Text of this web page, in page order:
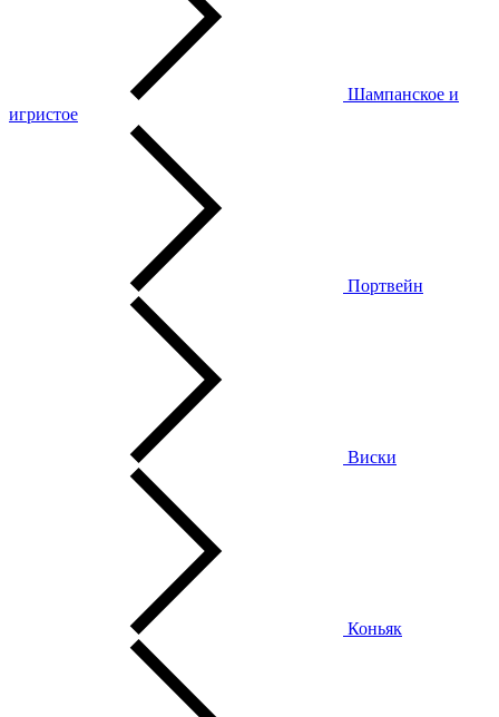
Шампанское и
игристое
Портвейн
Виски
Коньяк